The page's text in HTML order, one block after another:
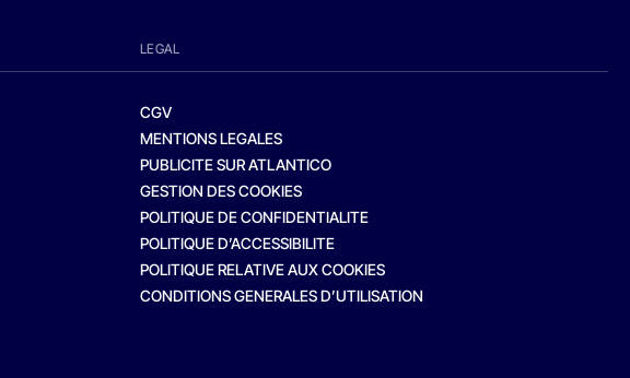
LEGAL
CGV
MENTIONS LEGALES
PUBLICITE SUR ATLANTICO
GESTION DES COOKIES
POLITIQUE DE CONFIDENTIALITE
POLITIQUE D’ACCESSIBILITE
POLITIQUE RELATIVE AUX COOKIES
CONDITIONS GENERALES D’UTILISATION